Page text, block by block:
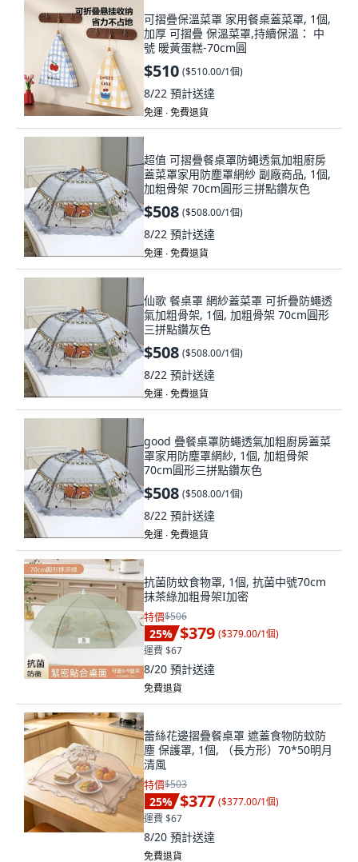
可摺疊保溫菜罩 家用餐桌蓋菜罩, 1個,
加厚 可摺疊 保溫菜罩,持續保溫： 中
號 暖黃蛋糕-70cm圓
$510 ($510.00/1個)
8/22 預計送達
免運 ∙ 免費退貨
超值 可摺疊餐桌罩防蠅透氣加粗廚房
蓋菜罩家用防塵罩網紗 副廠商品, 1個,
加粗骨架 70cm圓形三拼點鑽灰色
$508 ($508.00/1個)
8/22 預計送達
免運 ∙ 免費退貨
仙歌 餐桌罩 網紗蓋菜罩 可折疊防蠅透
氣加粗骨架, 1個, 加粗骨架 70cm圓形
三拼點鑽灰色
$508 ($508.00/1個)
8/22 預計送達
免運 ∙ 免費退貨
good 疊餐桌罩防蠅透氣加粗廚房蓋菜
罩家用防塵罩網紗, 1個, 加粗骨架
70cm圓形三拼點鑽灰色
$508 ($508.00/1個)
8/22 預計送達
免運 ∙ 免費退貨
抗菌防蚊食物罩, 1個, 抗菌中號70cm
抹茶綠加粗骨架I加密
特價$506
25% $379 ($379.00/1個)
運費 $67
8/20 預計送達
免費退貨
蕾絲花邊摺疊餐桌罩 遮蓋食物防蚊防
塵 保護罩, 1個, （長方形）70*50明月
清風
特價$503
25% $377 ($377.00/1個)
運費 $67
8/20 預計送達
免費退貨